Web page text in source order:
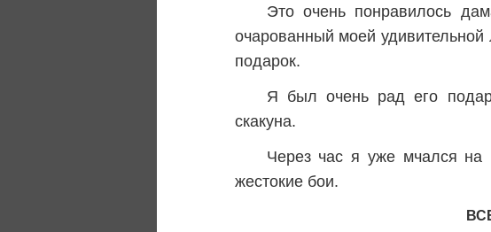
Это очень понравилось
очарованный моей
подарок.
Я был очень рад его
скакуна.
Через час я уже мчался
жестокие бои.